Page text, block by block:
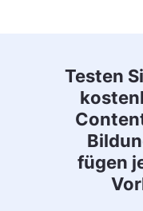
Testen
fügen